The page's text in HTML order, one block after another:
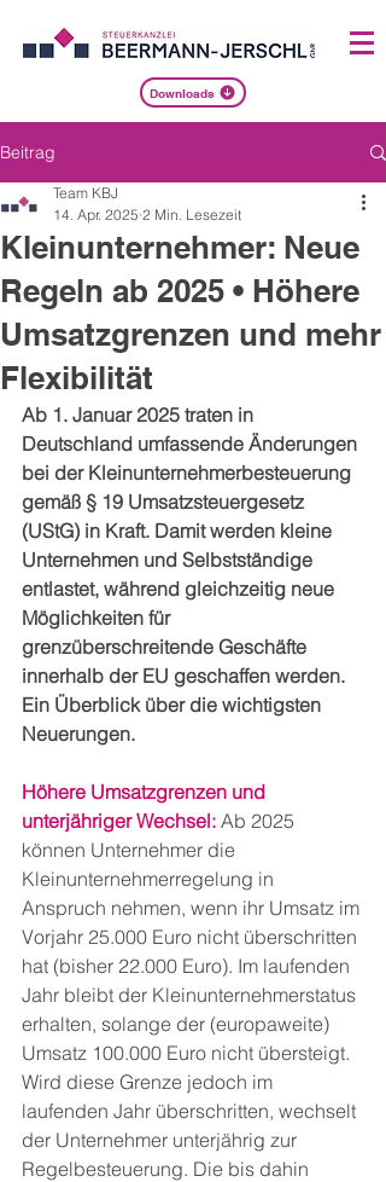
Downloads
Beitrag
Kleinunternehmer: Neue
Regeln ab 2025 • Höhere
Umsatzgrenzen und mehr
Flexibilität
Team KBJ
14. Apr. 2025 2 Min. Lesezeit
Ab 1. Januar 2025 traten in
Deutschland umfassende Änderungen
bei der Kleinunternehmerbesteuerung
gemäß § 19 Umsatzsteuergesetz
(UStG) in Kraft. Damit werden kleine
Unternehmen und Selbstständige
entlastet, während gleichzeitig neue
Möglichkeiten für
grenzüberschreitende Geschäfte
innerhalb der EU geschaffen werden.
Ein Überblick über die wichtigsten
Neuerungen.
Höhere Umsatzgrenzen und
unterjähriger Wechsel: Ab 2025
können Unternehmer die
Kleinunternehmerregelung in
Anspruch nehmen, wenn ihr Umsatz im
Vorjahr 25.000 Euro nicht überschritten
hat (bisher 22.000 Euro). Im laufenden
Jahr bleibt der Kleinunternehmerstatus
erhalten, solange der (europaweite)
Umsatz 100.000 Euro nicht übersteigt.
Wird diese Grenze jedoch im
laufenden Jahr überschritten, wechselt
der Unternehmer unterjährig zur
Regelbesteuerung. Die bis dahin